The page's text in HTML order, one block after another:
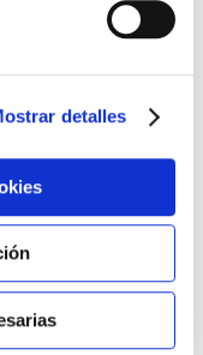
detalles
En zonas de
placas, silestone,
el papel. Su
en seco, sin
un soporte de